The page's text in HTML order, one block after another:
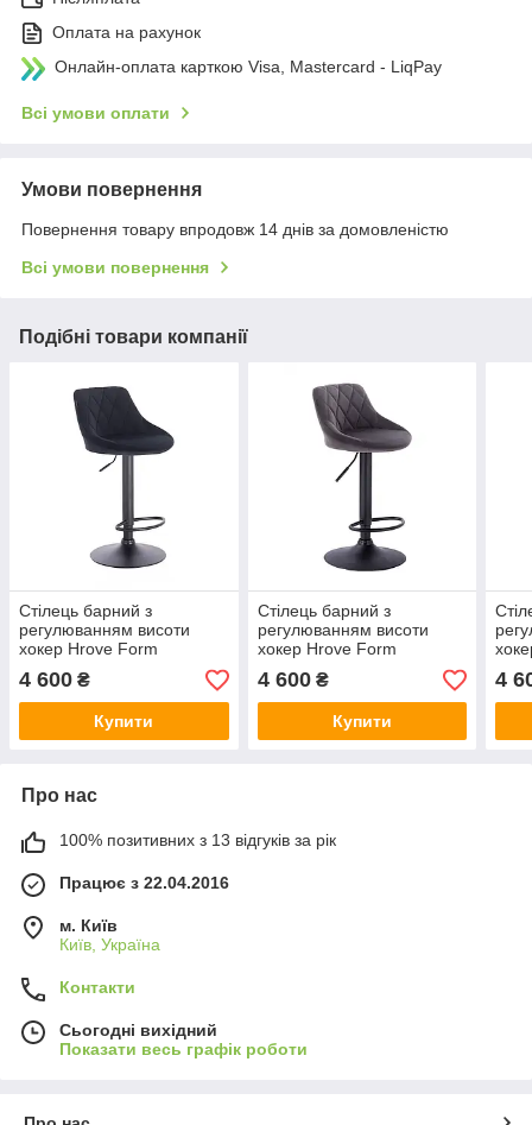
Оплата на рахунок
Онлайн-оплата карткою Visa, Mastercard - LiqPay
Всі умови оплати
Умови повернення
Повернення товару впродовж 14 днів за домовленістю
Всі умови повернення
Подібні товари компанії
Стілець барний з
регулюванням висоти
хокер Hrove Form
HR1054W чорний велюр
чорна основа
4 600 ₴
Купити
Стілець барний з
регулюванням висоти
хокер Hrove Form
HR1054W графіт велюр
чорна основа
4 600₴
Купити
4
Про нас
100% позитивних з 13 відгуків за рік
Працює з 22.04.2016
м. Київ
Київ, Україна
Контакти
Сьогодні вихідний
Показати весь графік роботи